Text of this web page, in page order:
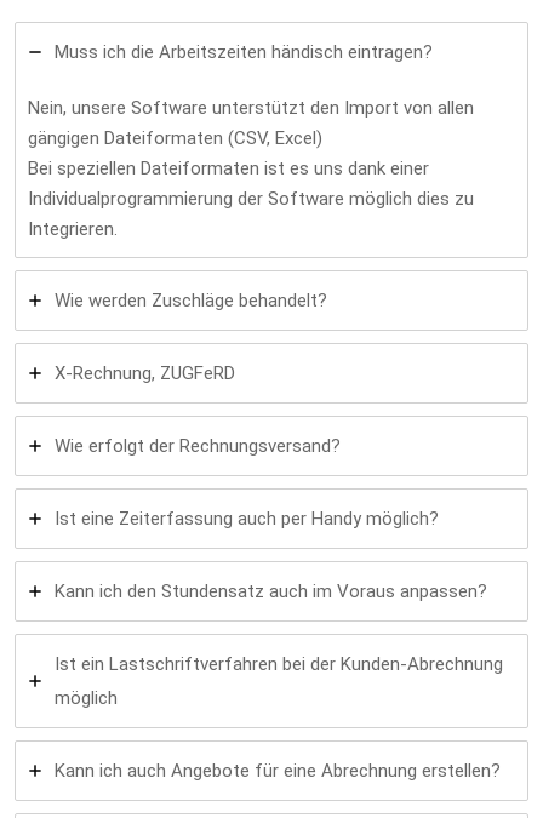
Muss ich die Arbeitszeiten händisch eintragen?
Nein, unsere Software unterstützt den Import von allen
gängigen Dateiformaten (CSV, Excel)
Bei speziellen Dateiformaten ist es uns dank einer
Individualprogrammierung der Software möglich dies zu
Integrieren.
Wie werden Zuschläge behandelt?
X-Rechnung, ZUGFeRD
Wie erfolgt der Rechnungsversand?
Ist eine Zeiterfassung auch per Handy möglich?
Kann ich den Stundensatz auch im Voraus anpassen?
Ist ein Lastschriftverfahren bei der Kunden-Abrechnung
möglich
Kann ich auch Angebote für eine Abrechnung erstellen?